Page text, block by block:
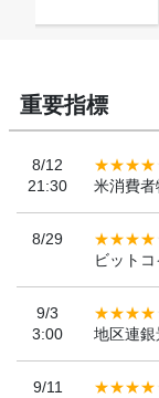
重要指標
8/12
21:30
米消費
8/29
ビット
9/3
3:00
地区連銀
9/11